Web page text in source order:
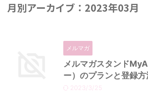
月別アーカイブ：2023年03月
メルマガ
メルマガスタンド
ー）のプランと登録方
2023/3/25